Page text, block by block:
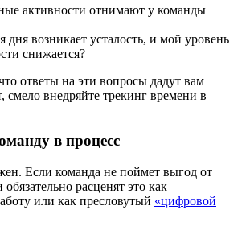
активности отнимают у команды
дня возникает усталость, и мой уровень
снижается?
ответы на эти вопросы дадут вам
внедряйте трекинг времени в
в процесс
Если команда не поймет выгод от
расценят это как
или как пресловутый «цифровой